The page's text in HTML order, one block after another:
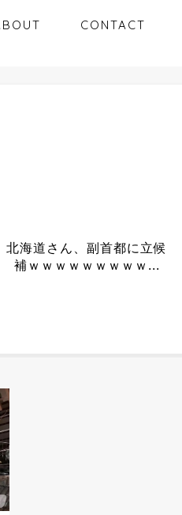
CONTACT
「日本が支援要求」為替介
入で米大統領...